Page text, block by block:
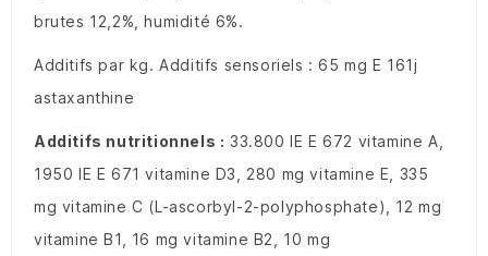
brutes 12,2%, humidité 6%.
Additifs par kg. Additifs sensoriels : 65 mg E 161j
astaxanthine
Additifs nutritionnels : 33.800 IE E 672 vitamine A,
1950 IE E 671 vitamine D3, 280 mg vitamine E, 335
mg vitamine C (L-ascorbyl-2-polyphosphate), 12 mg
vitamine B1, 16 mg vitamine B2, 10 mg